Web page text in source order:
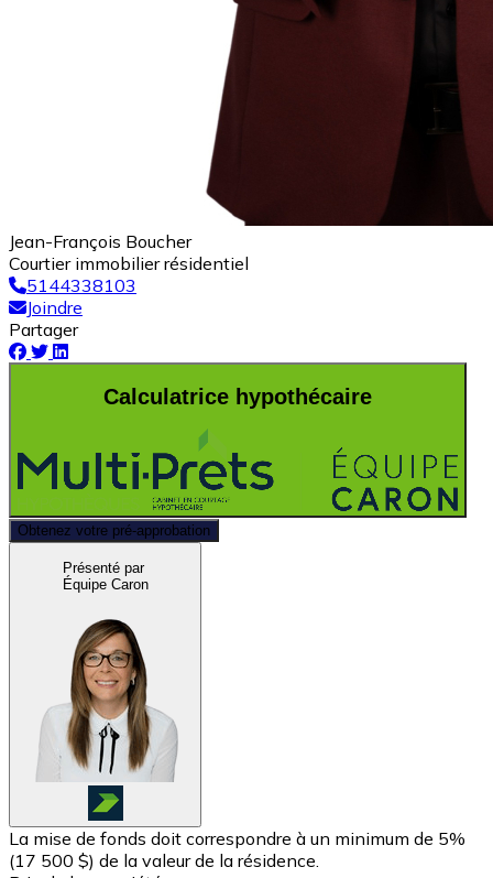
Jean-François Boucher
Courtier immobilier résidentiel
5144338103
Joindre
Partager
Calculatrice hypothécaire
Obtenez votre pré-approbation
Présenté par
Équipe Caron
La mise de fonds doit correspondre à un minimum de 5%
(17 500 $) de la valeur de la résidence.